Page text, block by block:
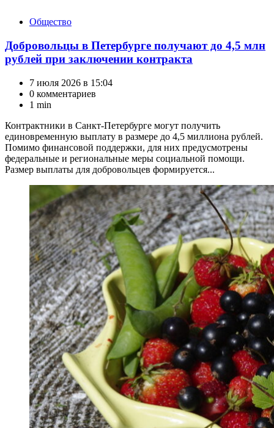
КатегорииОбщество
Добровольцы в Петербурге получают до 4,5 млн
рублей при заключении контракта
7 июля 2026 в 15:04
0 комментариев
1 min
Контрактники в Санкт-Петербурге могут получить
единовременную выплату в размере до 4,5 миллиона рублей.
Помимо финансовой поддержки, для них предусмотрены
федеральные и региональные меры социальной помощи.
Размер выплаты для добровольцев формируется...